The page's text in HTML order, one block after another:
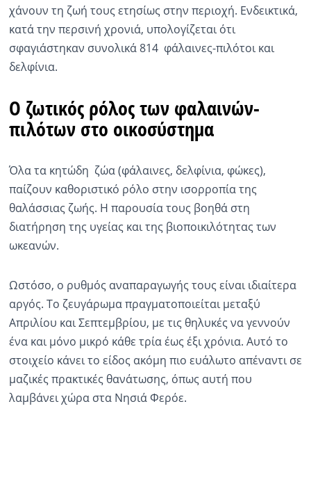
χάνουν τη ζωή τους ετησίως στην περιοχή. Ενδεικτικά,
κατά την περσινή χρονιά, υπολογίζεται ότι
σφαγιάστηκαν συνολικά 814 φάλαινες-πιλότοι και
δελφίνια.
Ο ζωτικός ρόλος των φαλαινών-
πιλότων στο οικοσύστημα
Όλα τα κητώδη ζώα (φάλαινες, δελφίνια, φώκες),
παίζουν καθοριστικό ρόλο στην ισορροπία της
θαλάσσιας ζωής. Η παρουσία τους βοηθά στη
διατήρηση της υγείας και της βιοποικιλότητας των
ωκεανών.
Ωστόσο, ο ρυθμός αναπαραγωγής τους είναι ιδιαίτερα
αργός. Το ζευγάρωμα πραγματοποιείται μεταξύ
Απριλίου και Σεπτεμβρίου, με τις θηλυκές να γεννούν
ένα και μόνο μικρό κάθε τρία έως έξι χρόνια. Αυτό το
στοιχείο κάνει το είδος ακόμη πιο ευάλωτο απέναντι σε
μαζικές πρακτικές θανάτωσης, όπως αυτή που
λαμβάνει χώρα στα Νησιά Φερόε.